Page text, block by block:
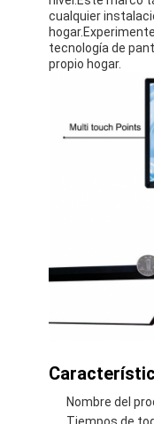
Iboard
whiteboard
whiteboard
Pantalla plana
Monitor
Pantalla táctil
todos en un
Pizarra
cualquier
tecnología de
propio hogar.
Nombre del